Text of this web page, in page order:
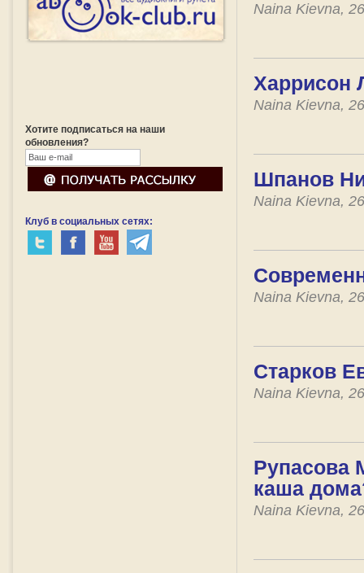
Хотите подписаться на наши
обновления?
Клуб в социальных сетях:
Naina Kievna,
Харрисон
Naina Kievna,
Шпанов
Naina Kievna,
Naina Kievna,
Старков
Naina Kievna,
Рупасова
каша
Naina Kievna,